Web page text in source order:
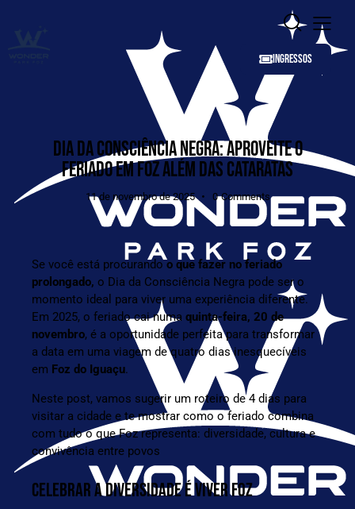
INGRESSOS
DIA DA CONSCIÊNCIA NEGRA: APROVEITE O
FERIADO EM FOZ ALÉM DAS CATARATAS
11 de novembro de 2025 0 Comments
Se você está procurandoo que fazer no feriado
prolongado, o Dia da Consciência Negra pode ser o
momento ideal para viver uma experiência diferente.
Em 2025, o feriado cai numa quinta-feira, 20 de
novembro, é a oportunidade perfeita para transformar
a data em uma viagem de quatro dias inesquecíveis
em Foz do Iguaçu.
Neste post, vamos sugerir um roteiro de 4 dias para
visitar a cidade e te mostrar como o feriado combina
com tudo o que Foz representa: diversidade, cultura e
convivência entre povos
CELEBRAR A DIVERSIDADE É VIVER FOZ